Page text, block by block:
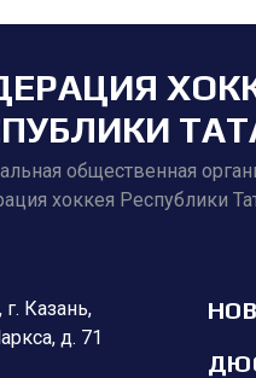
общественная
хоккея Республики
Казань,
д. 71